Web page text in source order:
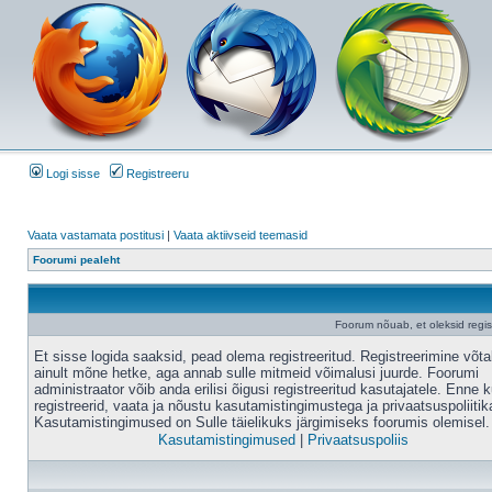
Logi sisse Registreeru
Vaata vastamata postitusi | Vaata aktiivseid teemasid
Foorumi pealeht
Foorum nõuab, et oleksid
Et sisse logida saaksid, pead olema registreeritud. Registreerimine
ainult mõne hetke, aga annab sulle mitmeid võimalusi juurde. Foorumi
administraator võib anda erilisi õigusi registreeritud kasutajatele. Enne
registreerid, vaata ja nõustu kasutamistingimustega ja
Kasutamistingimused on Sulle täielikuks järgimiseks foorumis olemisel.
Kasutamistingimused
Privaatsuspoliis